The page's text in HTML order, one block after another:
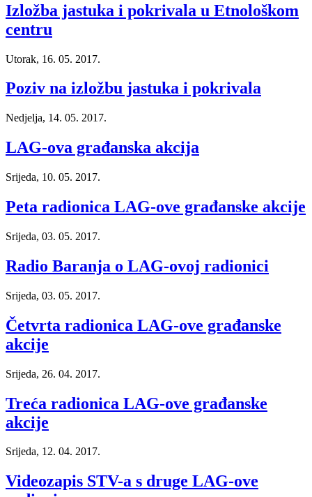
Izložba jastuka i pokrivala u Etnološkom
centru
Utorak, 16. 05. 2017.
Poziv na izložbu jastuka i pokrivala
Nedjelja, 14. 05. 2017.
LAG-ova građanska akcija
Srijeda, 10. 05. 2017.
Peta radionica LAG-ove građanske akcije
Srijeda, 03. 05. 2017.
Radio Baranja o LAG-ovoj radionici
Srijeda, 03. 05. 2017.
Četvrta radionica LAG-ove građanske
akcije
Srijeda, 26. 04. 2017.
Treća radionica LAG-ove građanske
akcije
Srijeda, 12. 04. 2017.
Videozapis STV-a s druge LAG-ove